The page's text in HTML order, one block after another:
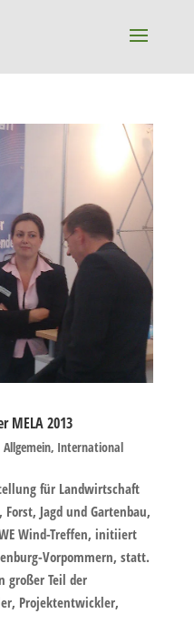
MELA 2013
Allgemein, International
für Landwirtschaft
Jagd und Gartenbau,
Wind-Treffen, initiiert
Vorpommern, statt.
großer Teil der
Projektentwickler,